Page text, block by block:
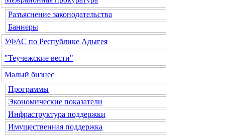
Разъяснение законодательства
Баннеры
УФАС по Республике Адыгея
"Теучежские вести"
Малый бизнес
Программы
Экономические показатели
Инфраструктура поддержки
Имущественная поддержка